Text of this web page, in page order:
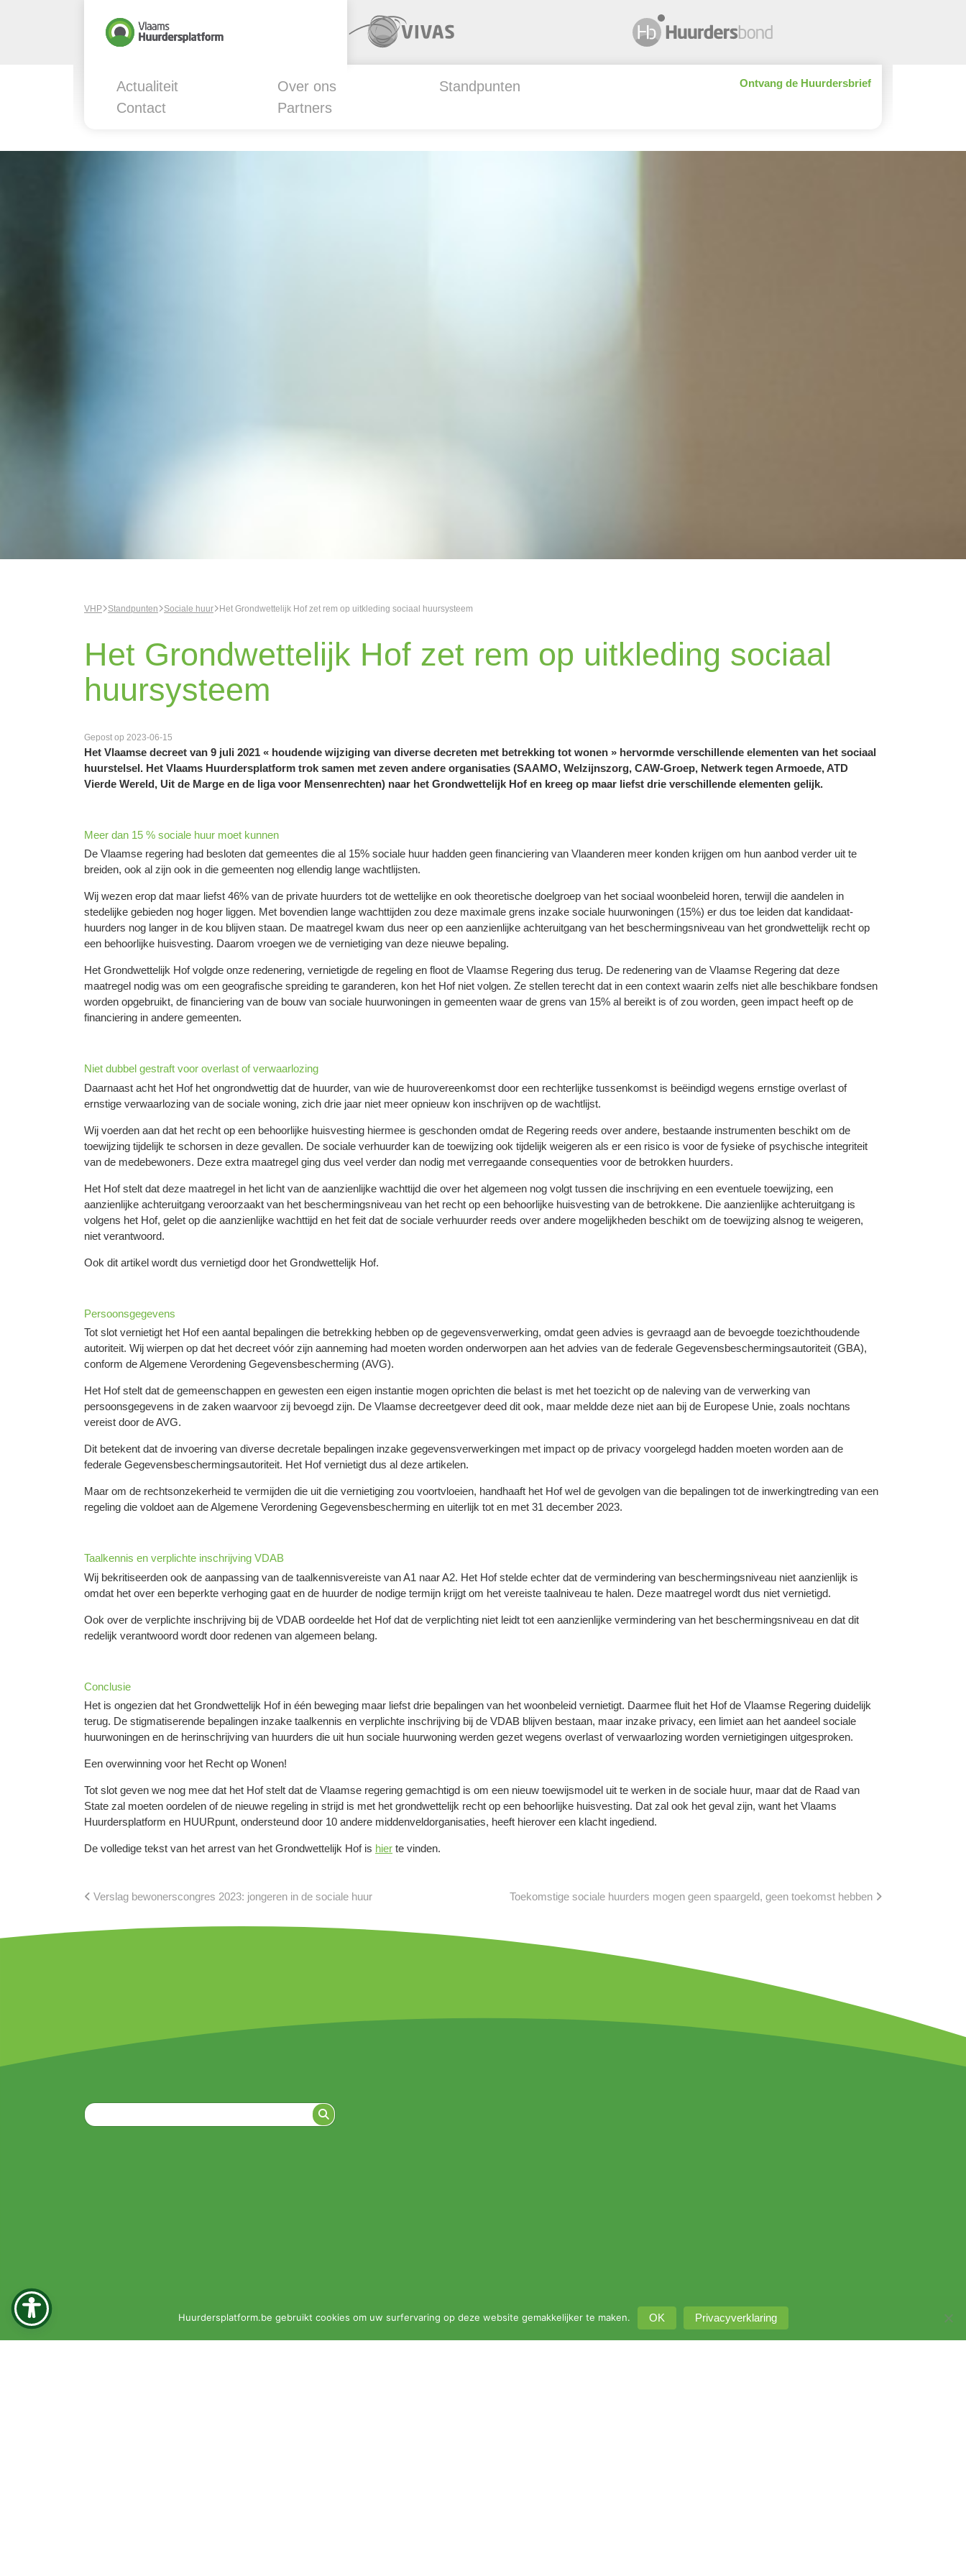
Actualiteit Over ons
Standpunten
Contact
Partners
Ontvang de Huurdersbrief
VHP Standpunten Sociale huur Het Grondwettelijk Hof zet rem op uitkleding sociaal huursysteem
Het Grondwettelijk Hof zet rem op uitkleding sociaal
huursysteem
Gepost op 2023-06-15
Het Vlaamse decreet van 9 juli 2021 « houdende wijziging van diverse decreten met betrekking tot wonen » hervormde verschillende elementen van het sociaal
huurstelsel. Het Vlaams Huurdersplatform trok samen met zeven andere organisaties (SAAMO, Welzijnszorg, CAW-Groep, Netwerk tegen Armoede, ATD
Vierde Wereld, Uit de Marge en de liga voor Mensenrechten) naar het Grondwettelijk Hof en kreeg op maar liefst drie verschillende elementen gelijk.
Meer dan 15 % sociale huur moet kunnen
De Vlaamse regering had besloten dat gemeentes die al 15% sociale huur hadden geen financiering van Vlaanderen meer konden krijgen om hun aanbod verder uit te
breiden, ook al zijn ook in die gemeenten nog ellendig lange wachtlijsten.
Wij wezen erop dat maar liefst 46% van de private huurders tot de wettelijke en ook theoretische doelgroep van het sociaal woonbeleid horen, terwijl die aandelen in
stedelijke gebieden nog hoger liggen. Met bovendien lange wachttijden zou deze maximale grens inzake sociale huurwoningen (15%) er dus toe leiden dat kandidaat-
huurders nog langer in de kou blijven staan. De maatregel kwam dus neer op een aanzienlijke achteruitgang van het beschermingsniveau van het grondwettelijk recht op
een behoorlijke huisvesting. Daarom vroegen we de vernietiging van deze nieuwe bepaling.
Het Grondwettelijk Hof volgde onze redenering, vernietigde de regeling en floot de Vlaamse Regering dus terug. De redenering van de Vlaamse Regering dat deze
maatregel nodig was om een geografische spreiding te garanderen, kon het Hof niet volgen. Ze stellen terecht dat in een context waarin zelfs niet alle beschikbare fondsen
worden opgebruikt, de financiering van de bouw van sociale huurwoningen in gemeenten waar de grens van 15% al bereikt is of zou worden, geen impact heeft op de
financiering in andere gemeenten.
Niet dubbel gestraft voor overlast of verwaarlozing
Daarnaast acht het Hof het ongrondwettig dat de huurder, van wie de huurovereenkomst door een rechterlijke tussenkomst is beëindigd wegens ernstige overlast of
ernstige verwaarlozing van de sociale woning, zich drie jaar niet meer opnieuw kon inschrijven op de wachtlijst.
Wij voerden aan dat het recht op een behoorlijke huisvesting hiermee is geschonden omdat de Regering reeds over andere, bestaande instrumenten beschikt om de
toewijzing tijdelijk te schorsen in deze gevallen. De sociale verhuurder kan de toewijzing ook tijdelijk weigeren als er een risico is voor de fysieke of psychische integriteit
van de medebewoners. Deze extra maatregel ging dus veel verder dan nodig met verregaande consequenties voor de betrokken huurders.
Het Hof stelt dat deze maatregel in het licht van de aanzienlijke wachttijd die over het algemeen nog volgt tussen die inschrijving en een eventuele toewijzing, een
aanzienlijke achteruitgang veroorzaakt van het beschermingsniveau van het recht op een behoorlijke huisvesting van de betrokkene. Die aanzienlijke achteruitgang is
volgens het Hof, gelet op die aanzienlijke wachttijd en het feit dat de sociale verhuurder reeds over andere mogelijkheden beschikt om de toewijzing alsnog te weigeren,
niet verantwoord.
Ook dit artikel wordt dus vernietigd door het Grondwettelijk Hof.
Persoonsgegevens
Tot slot vernietigt het Hof een aantal bepalingen die betrekking hebben op de gegevensverwerking, omdat geen advies is gevraagd aan de bevoegde toezichthoudende
autoriteit. Wij wierpen op dat het decreet vóór zijn aanneming had moeten worden onderworpen aan het advies van de federale Gegevensbeschermingsautoriteit (GBA),
conform de Algemene Verordening Gegevensbescherming (AVG).
Het Hof stelt dat de gemeenschappen en gewesten een eigen instantie mogen oprichten die belast is met het toezicht op de naleving van de verwerking van
persoonsgegevens in de zaken waarvoor zij bevoegd zijn. De Vlaamse decreetgever deed dit ook, maar meldde deze niet aan bij de Europese Unie, zoals nochtans
vereist door de AVG.
Dit betekent dat de invoering van diverse decretale bepalingen inzake gegevensverwerkingen met impact op de privacy voorgelegd hadden moeten worden aan de
federale Gegevensbeschermingsautoriteit. Het Hof vernietigt dus al deze artikelen.
Maar om de rechtsonzekerheid te vermijden die uit die vernietiging zou voortvloeien, handhaaft het Hof wel de gevolgen van die bepalingen tot de inwerkingtreding van een
regeling die voldoet aan de Algemene Verordening Gegevensbescherming en uiterlijk tot en met 31 december 2023.
Taalkennis en verplichte inschrijving VDAB
Wij bekritiseerden ook de aanpassing van de taalkennisvereiste van A1 naar A2. Het Hof stelde echter dat de vermindering van beschermingsniveau niet aanzienlijk is
omdat het over een beperkte verhoging gaat en de huurder de nodige termijn krijgt om het vereiste taalniveau te halen. Deze maatregel wordt dus niet vernietigd.
Ook over de verplichte inschrijving bij de VDAB oordeelde het Hof dat de verplichting niet leidt tot een aanzienlijke vermindering van het beschermingsniveau en dat dit
redelijk verantwoord wordt door redenen van algemeen belang.
Conclusie
Het is ongezien dat het Grondwettelijk Hof in één beweging maar liefst drie bepalingen van het woonbeleid vernietigt. Daarmee fluit het Hof de Vlaamse Regering duidelijk
terug. De stigmatiserende bepalingen inzake taalkennis en verplichte inschrijving bij de VDAB blijven bestaan, maar inzake privacy, een limiet aan het aandeel sociale
huurwoningen en de herinschrijving van huurders die uit hun sociale huurwoning werden gezet wegens overlast of verwaarlozing worden vernietigingen uitgesproken.
Een overwinning voor het Recht op Wonen!
Tot slot geven we nog mee dat het Hof stelt dat de Vlaamse regering gemachtigd is om een nieuw toewijsmodel uit te werken in de sociale huur, maar dat de Raad van
State zal moeten oordelen of de nieuwe regeling in strijd is met het grondwettelijk recht op een behoorlijke huisvesting. Dat zal ook het geval zijn, want het Vlaams
Huurdersplatform en HUURpunt, ondersteund door 10 andere middenveldorganisaties, heeft hierover een klacht ingediend.
De volledige tekst van het arrest van het Grondwettelijk Hof is hier te vinden.
Verslag bewonerscongres 2023: jongeren in de sociale huur Toekomstige sociale huurders mogen geen spaargeld, geen toekomst hebben
Huurdersplatform.be gebruikt cookies om uw surfervaring op deze website gemakkelijker te maken. OK Privacyverklaring